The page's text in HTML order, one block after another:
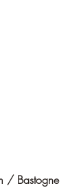
/ Bastogne